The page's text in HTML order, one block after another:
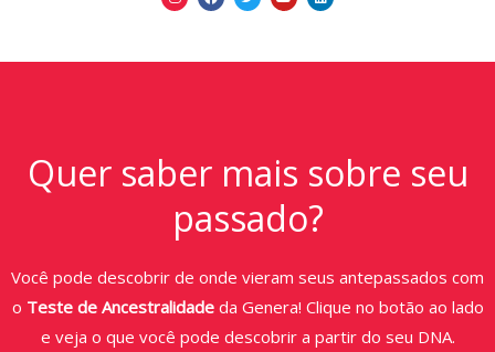
Quer saber mais sobre seu
passado?
Você pode descobrir de onde vieram seus antepassados com
o Teste de Ancestralidadeda Genera! Clique no botão ao lado
e veja o que você pode descobrir a partir do seu DNA.